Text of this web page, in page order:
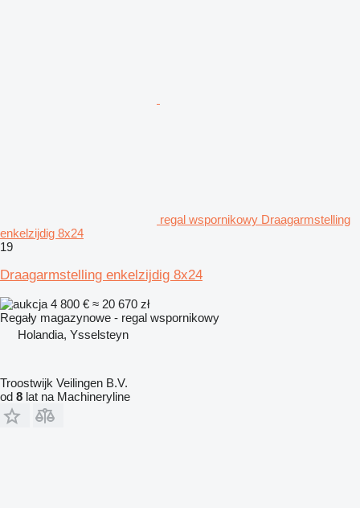
regal wspornikowy Draagarmstelling
enkelzijdig 8x24
19
Draagarmstelling enkelzijdig 8x24
4 800 € ≈ 20 670 zł
Regały magazynowe - regal wspornikowy
Holandia, Ysselsteyn
Troostwijk Veilingen B.V.
od 8 lat na Machineryline